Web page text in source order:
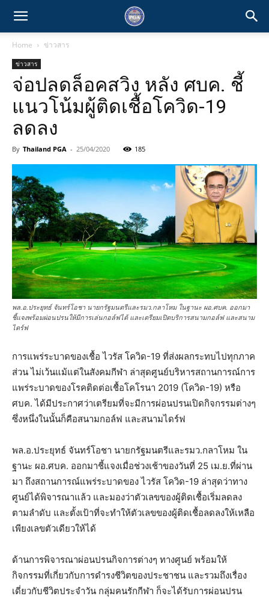
Home ข่าวสาร
ข่าวสาร
จ่อปลดล็อคสวิง หลัง ศบค. ชี้
แนวโน้มผู้ติดเชื้อโควิด-19
ลดลง
By Thailand PGA - 25/04/2020 185
พล.อ.ประยุทธ์ จันทร์โอชา นายกรัฐมนตรีและรมว.กลาโหม ในฐานะ ผอ.ศบค. ออกมา
ชี้แจงพร้อมผ่อนปรนให้มีการเล่นกอล์ฟได้ และเตรียมเปิดบริการสนามกอล์ฟ และสนาม
ไดร์ฟ
การแพร่ระบาดของเชื้อ ไวรัส โควิด-19 ที่ส่งผลกระทบไปทุกภาค
ส่วน ไม่เว้นแม้แต่ในสังคมกีฬา ล่าสุดศูนย์บริหารสถานการณ์การ
แพร่ระบาดของโรคติดต่อเชื้อโคโรนา 2019 (โควิด-19) หรือ
ศบค. ได้มีประกาศว่าเตรียมที่จะมีการผ่อนปรนเปิดกิจกรรมต่างๆ
ซึ่งหนึ่งในนั้นก็คือสนามกอล์ฟ และสนามไดร์ฟ
พล.อ.ประยุทธ์ จันทร์โอชา นายกรัฐมนตรีและรมว.กลาโหม ใน
ฐานะ ผอ.ศบค. ออกมาชี้แจงเมื่อช่วงเช้าของวันที่ 25 เม.ย.ที่ผ่าน
มา ถึงสถานการณ์แพร่ระบาดของ ไวรัส โควิด-19 ล่าสุดว่าทาง
ศูนย์ได้พิจารณาแล้ว และมองว่าตัวเลขของผู้ติดเชื้อเริ่มลดลง
ตามลำดับ และตั้งเป้าที่จะทำให้ตัวเลขของผู้ติดเชื้อลดลงให้เหลือ
เพียงเลขตัวเดียวให้ได้
ด้านการพิจารณาผ่อนปรนกิจการต่างๆ ทางศูนย์ พร้อมให้
กิจกรรมที่เกี่ยวกับการดำรงชีวิตของประชาชน และรวมถึงเรื่อง
เดี่ยวกับชีวิตประจำวัน กลุ่มคนรักกีฬา ก็จะได้รับการผ่อนปรน